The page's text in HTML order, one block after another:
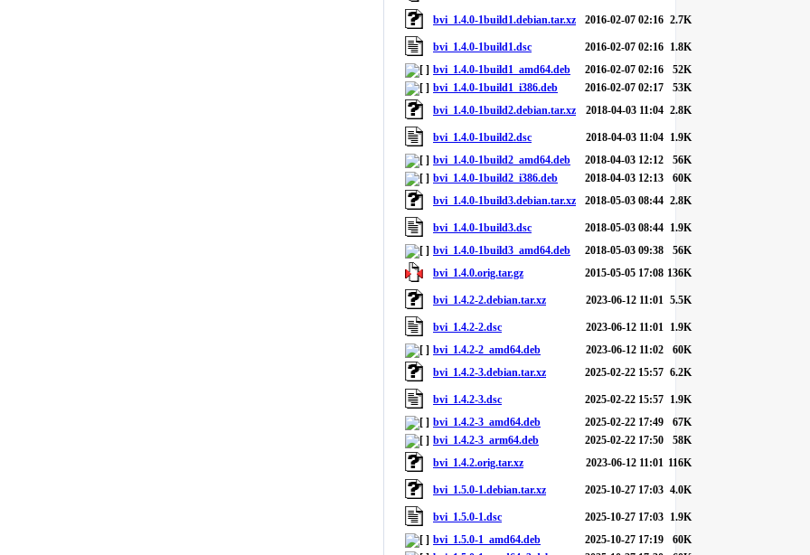
bvi_1.4.0-1build1.debian.tar.xz 2016-02-07 02:16 2.7K
bvi_1.4.0-1build1.dsc 2016-02-07 02:16 1.8K
bvi_1.4.0-1build1_amd64.deb
2016-02-07 02:16
52K
bvi_1.4.0-1build1_i386.deb
2016-02-07 02:17
53K
bvi_1.4.0-1build2.debian.tar.xz
2018-04-03 11:04 2.8K
bvi_1.4.0-1build2.dsc 2018-04-03 11:04 1.9K
bvi_1.4.0-1build2_amd64.deb
2018-04-03 12:12
56K
bvi_1.4.0-1build2_i386.deb
2018-04-03 12:13
60K
bvi_1.4.0-1build3.debian.tar.xz
2018-05-03 08:44 2.8K
bvi_1.4.0-1build3.dsc 2018-05-03 08:44 1.9K
bvi_1.4.0-1build3_amd64.deb
2018-05-03 09:38
56K
bvi_1.4.0.orig.tar.gz
2015-05-05 17:08 136K
bvi_1.4.2-2.debian.tar.xz 2023-06-12 11:01 5.5K
bvi_1.4.2-2.dsc 2023-06-12 11:01 1.9K
bvi_1.4.2-2_amd64.deb
2023-06-12 11:02
60K
bvi_1.4.2-3.debian.tar.xz
2025-02-22 15:57 6.2K
bvi_1.4.2-3.dsc 2025-02-22 15:57 1.9K
bvi_1.4.2-3_amd64.deb
2025-02-22 17:49
67K
bvi_1.4.2-3_arm64.deb
2025-02-22 17:50
58K
bvi_1.4.2.orig.tar.xz
2023-06-12 11:01 116K
bvi_1.5.0-1.debian.tar.xz 2025-10-27 17:03 4.0K
bvi_1.5.0-1.dsc 2025-10-27 17:03 1.9K
bvi_1.5.0-1_amd64.deb
2025-10-27 17:19
60K